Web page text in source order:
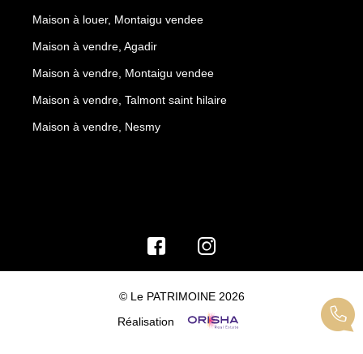
Maison à louer, Montaigu vendee
Maison à vendre, Agadir
Maison à vendre, Montaigu vendee
Maison à vendre, Talmont saint hilaire
Maison à vendre, Nesmy
© Le PATRIMOINE 2026
Réalisation